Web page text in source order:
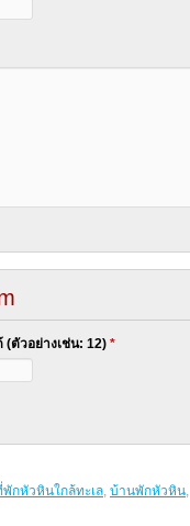
(ตัวอย่างเช่น: 12)*
พักหัวหินใกล้ทะเล, บ้านพักหัวหิน,